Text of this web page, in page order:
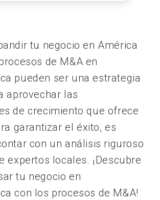
tu negocio en América
de M&A en
pueden ser una estrategia
aprovechar las
de crecimiento que ofrece
garantizar el éxito, es
con un análisis riguroso
expertos locales. ¡Descubre
tu negocio en
con los procesos de M&A!